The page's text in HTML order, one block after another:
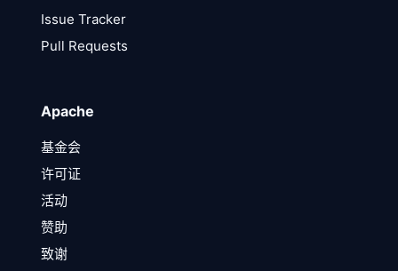
Issue Tracker
Pull Requests
Apache
基金会
许可证
活动
赞助
致谢